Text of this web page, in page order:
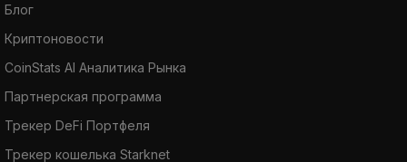
Блог
Криптоновости
CoinStats AI Аналитика Рынка
Партнерская программа
Трекер DeFi Портфеля
Трекер кошелька Starknet